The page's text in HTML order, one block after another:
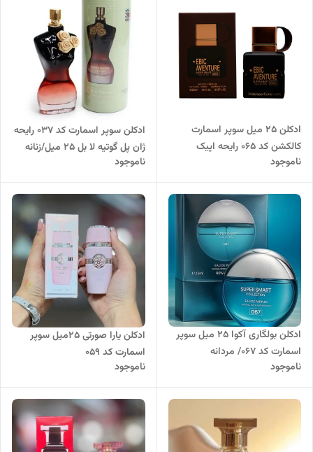
ادکلن 25 میل سوپر اسمارت
کالکشن کد 065 رایحه اپیک
ادونچر امپر/ مردانه
ناموجود
ادکلن سوپر اسمارت کد ۰۳۷ رایحه
ژان پل گوتیه لا بل 25 میل/زنانه
ناموجود
ادکلن بولگاری آکوا 25 میل سوپر
اسمارت کد 067/ مردانه
ناموجود
ادکلن یارا صورتی 25میل سوپر
اسمارت کد 059
ناموجود